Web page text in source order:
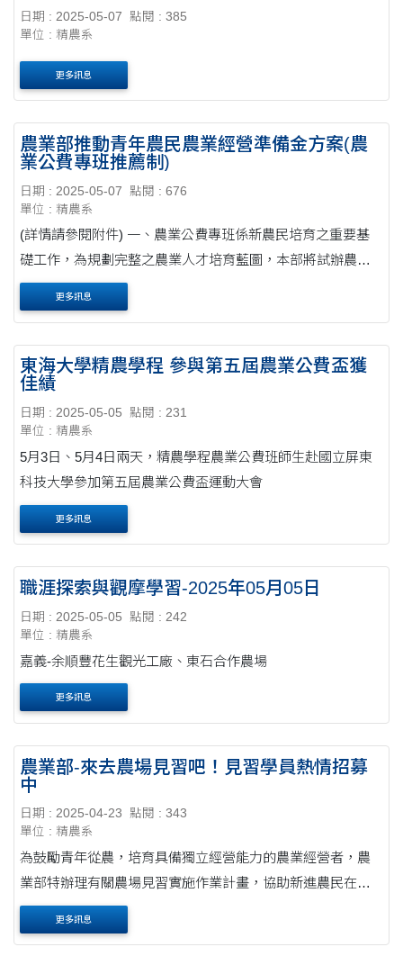
日期 : 2025-05-07
點閱 : 385
單位 : 精農系
更多訊息
農業部推動青年農民農業經營準備金方案(農
業公費專班推薦制)
日期 : 2025-05-07
點閱 : 676
單位 : 精農系
(詳情請參閱附件) 一、農業公費專班係新農民培育之重要基
礎工作，為規劃完整之農業人才培育藍圖，本部將試辦農業
公費專班之大專校院推薦畢業生申請農業經營準備金(下稱公
費生推薦方 案)，本部提供最高3年農....
更多訊息
東海大學精農學程 參與第五屆農業公費盃獲
佳績
日期 : 2025-05-05
點閱 : 231
單位 : 精農系
5月3日、5月4日兩天，精農學程農業公費班師生赴國立屏東
科技大學參加第五屆農業公費盃運動大會
更多訊息
職涯探索與觀摩學習-2025年05月05日
日期 : 2025-05-05
點閱 : 242
單位 : 精農系
嘉義-余順豐花生觀光工廠、東石合作農場
更多訊息
農業部-來去農場見習吧！見習學員熱情招募
中
日期 : 2025-04-23
點閱 : 343
單位 : 精農系
為鼓勵青年從農，培育具備獨立經營能力的農業經營者，農
業部特辦理有關農場見習實施作業計畫，協助新進農民在正
式投入農業經營前，於見習農場進行農業經營實務能力訓練
更多訊息